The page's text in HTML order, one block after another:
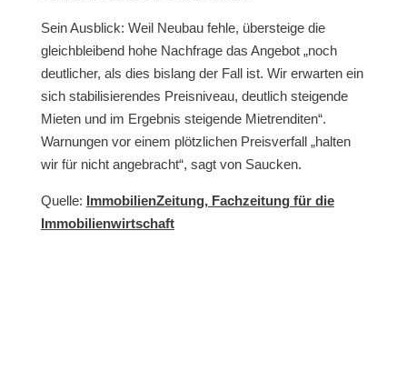
Sein Ausblick: Weil Neubau fehle, übersteige die
gleichbleibend hohe Nachfrage das Angebot „noch
deutlicher, als dies bislang der Fall ist. Wir erwarten ein
sich stabilisierendes Preisniveau, deutlich steigende
Mieten und im Ergebnis steigende Mietrenditen“.
Warnungen vor einem plötzlichen Preisverfall „halten
wir für nicht angebracht“, sagt von Saucken.
Quelle: ImmobilienZeitung, Fachzeitung für die
Immobilienwirtschaft